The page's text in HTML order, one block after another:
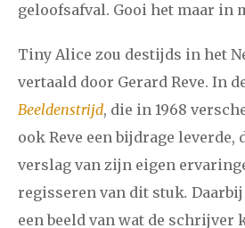
geloofsafval. Gooi het maar in
Tiny Alice zou destijds in het
vertaald door Gerard Reve. In
Beeldenstrijd, die in 1968
ook Reve een bijdrage leverde,
verslag van zijn eigen
regisseren van dit stuk.
een beeld van wat de schrijver